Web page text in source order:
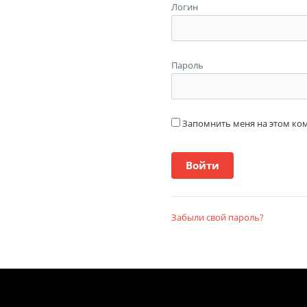
Логин
Пароль
Запомнить меня на этом
Забыли свой пароль?